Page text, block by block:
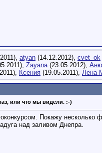
atyan (14.12.2012), cvet_ok
Zayana(23.05.2012),
Ксения (19.05.2011), Лена
или что мы видели. :-)
Покажу несколько
над заливом Днепра.